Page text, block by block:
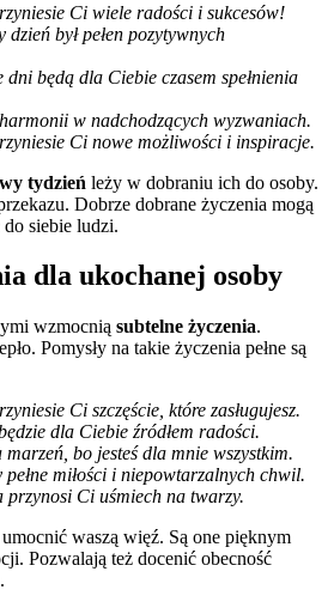
Ci wiele radości i sukcesów!
był pełen pozytywnych
dni będą dla Ciebie czasem spełnienia
w nadchodzących wyzwaniach.
Ci nowe możliwości i inspiracje.
tydzień leży w dobraniu ich do osoby.
Dobrze dobrane życzenia mogą
siebie ludzi.
dla ukochanej osoby
wzmocnią subtelne życzenia.
Pomysły na takie życzenia pełne są
Ci szczęście, które zasługujesz.
dla Ciebie źródłem radości.
marzeń, bo jesteś dla mnie wszystkim.
pełne miłości i niepowtarzalnych chwil.
przynosi Ci uśmiech na twarzy.
waszą więź. Są one pięknym
Pozwalają też docenić obecność